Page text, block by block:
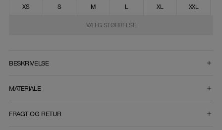
XS S M L XL XXL
VÆLG STØRRELSE
BESKRIVELSE
MATERIALE
FRAGT OG RETUR